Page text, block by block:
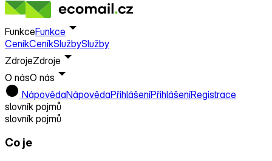
FunkceFunkce
CeníkCeníkSlužbySlužby
ZdrojeZdroje
O násO nás
NápovědaNápovědaPřihlášeníPřihlášeníRegistrace
slovník pojmů
slovník pojmů
Co je